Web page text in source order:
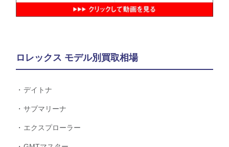
ロレックス モデル別買取相場
デイトナ
サブマリーナ
エクスプローラー